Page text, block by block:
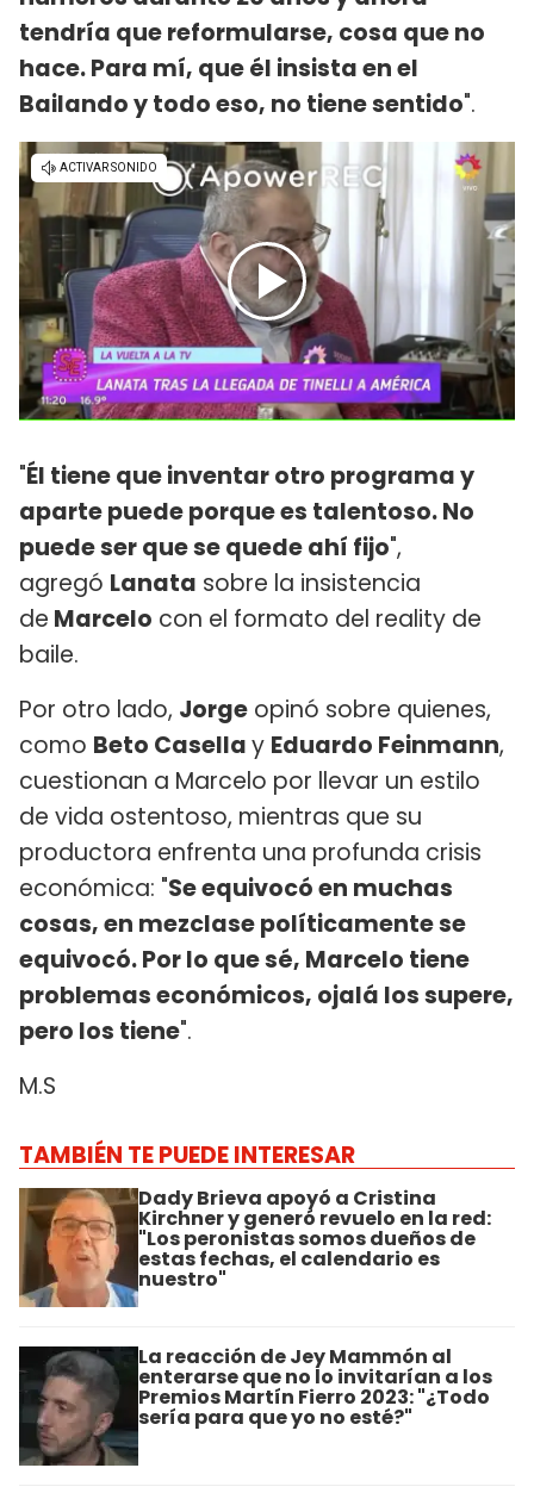
tendría que reformularse, cosa que no
hace. Para mí, que él insista en el
Bailando y todo eso, no tiene sentido".
"Él tiene que inventar otro programa y
aparte puede porque es talentoso. No
puede ser que se quede ahí fijo",
agregó Lanata sobre la insistencia
de Marcelo con el formato del reality de
baile.
Por otro lado, Jorge opinó sobre quienes,
como Beto Casellay Eduardo Feinmann,
cuestionan a Marcelo por llevar un estilo
de vida ostentoso, mientras que su
productora enfrenta una profunda crisis
económica: "Se equivocó en muchas
cosas, en mezclase políticamente se
equivocó. Por lo que sé, Marcelo tiene
problemas económicos, ojalá los supere,
pero los tiene".
M.S
TAMBIÉN TE PUEDE INTERESAR
Dady Brieva apoyó a Cristina
Kirchner y generó revuelo en la red:
"Los peronistas somos dueños de
estas fechas, el calendario es
nuestro"
La reacción de Jey Mammón al
enterarse que no lo invitarían a los
Premios Martín Fierro 2023: "¿Todo
sería para que yo no esté?"